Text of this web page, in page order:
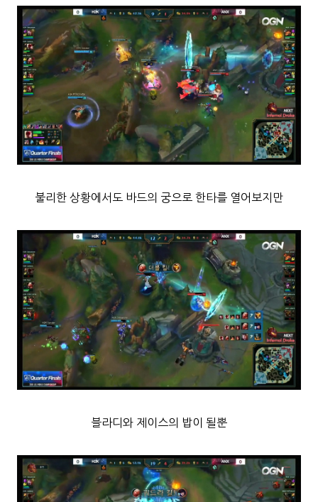
불리한 상황에서도 바드의 궁으로 한타를 열어보지만
블라디와 제이스의 밥이 될뿐